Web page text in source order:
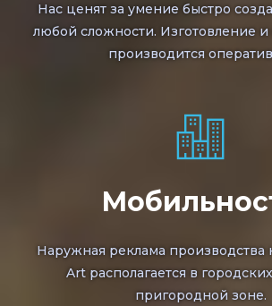
Нас ценят за умение быстро
любой сложности. Изготовление
производится
Наружная реклама производства
Art располагается в
пригородной зоне.